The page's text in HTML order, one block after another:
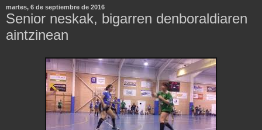
martes, 6 de septiembre de 2016
Senior neskak, bigarren denboraldiaren
aintzinean